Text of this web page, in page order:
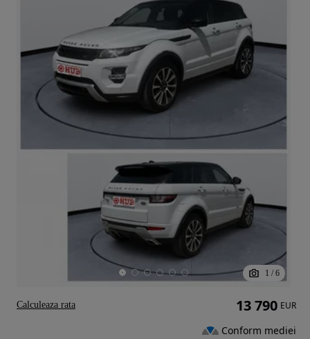
1 / 6
13 790 EUR
Conform mediei
Calculeaza rata